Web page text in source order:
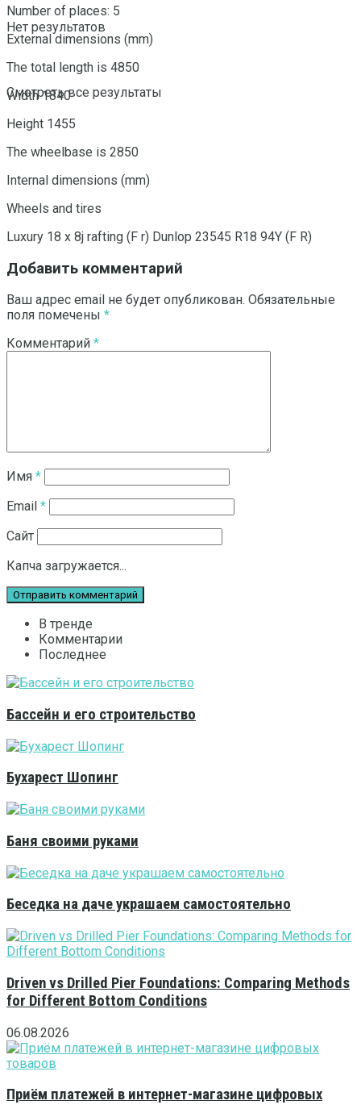
Нет результатов
Смотреть все результаты
Number of places: 5
External dimensions (mm)
The total length is 4850
Width 1840
Height 1455
The wheelbase is 2850
Internal dimensions (mm)
Wheels and tires
Luxury 18 x 8j rafting (F r) Dunlop 23545 R18 94Y (F R)
Добавить комментарий
Ваш адрес email не будет опубликован. Обязательные
поля помечены *
Комментарий *
Имя *
Email *
Сайт
Капча загружается...
В тренде
Комментарии
Последнее
Бассейн и его строительство
Бухарест Шопинг
Баня своими руками
Беседка на даче украшаем самостоятельно
Driven vs Drilled Pier Foundations: Comparing Methods
for Different Bottom Conditions
06.08.2026
Приём платежей в интернет-магазине цифровых